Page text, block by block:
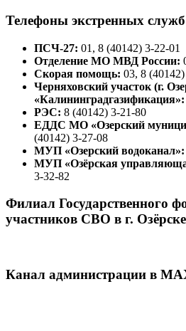
Телефоны экстренных служб
ПСЧ-27: 01, 8 (40142) 3-22-01
Отделение МО МВД России:
Скорая помощь: 03, 8
Черняховский участок (г.
«Калининградгазификация»:
РЭС: 8 (40142) 3-21-80
ЕДДС МО «Озерский
(40142) 3-27-08
МУП «Озерский водоканал»:
МУП «Озёрская
3-32-82
Филиал Государственного
участников СВО в г. Озёрске
Канал администрации в